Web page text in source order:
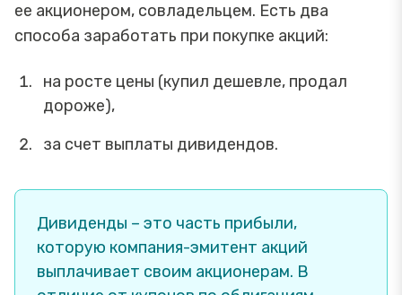
ее акционером, совладельцем. Есть два
способа заработать при покупке акций:
на росте цены (купил дешевле, продал
дороже),
за счет выплаты дивидендов.
Дивиденды – это часть прибыли,
которую компания-эмитент акций
выплачивает своим акционерам. В